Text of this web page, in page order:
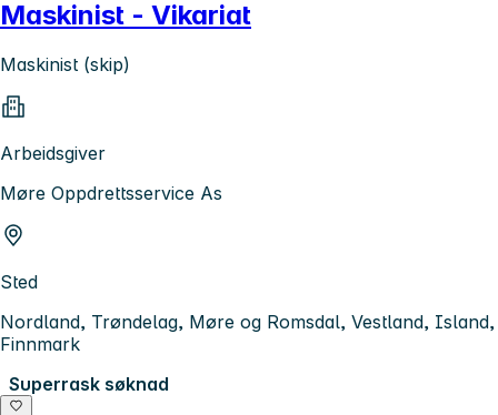
Maskinist - Vikariat
Maskinist (skip)
Arbeidsgiver
Møre Oppdrettsservice As
Sted
Nordland, Trøndelag, Møre og Romsdal, Vestland, Island,
Finnmark
Superrask søknad